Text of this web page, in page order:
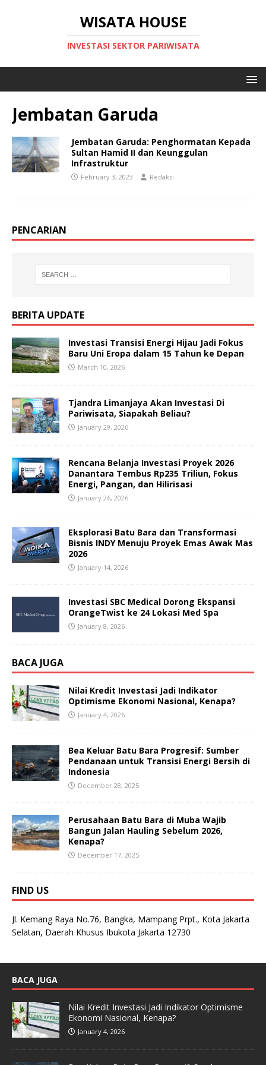
WISATA HOUSE
INVESTASI SEKTOR PARIWISATA
Jembatan Garuda
Jembatan Garuda: Penghormatan Kepada
Sultan Hamid II dan Keunggulan
Infrastruktur
February 3, 2023 Redaksi
PENCARIAN
BERITA UPDATE
Investasi Transisi Energi Hijau Jadi Fokus
Baru Uni Eropa dalam 15 Tahun ke Depan
March 10, 2026
Tjandra Limanjaya Akan Investasi Di
Pariwisata, Siapakah Beliau?
January 29, 2026
Rencana Belanja Investasi Proyek 2026
Danantara Tembus Rp235 Triliun, Fokus
Energi, Pangan, dan Hilirisasi
January 26, 2026
Eksplorasi Batu Bara dan Transformasi
Bisnis INDY Menuju Proyek Emas Awak Mas
2026
January 14, 2026
Investasi SBC Medical Dorong Ekspansi
OrangeTwist ke 24 Lokasi Med Spa
January 8, 2026
BACA JUGA
Nilai Kredit Investasi Jadi Indikator
Optimisme Ekonomi Nasional, Kenapa?
January 4, 2026
Bea Keluar Batu Bara Progresif: Sumber
Pendanaan untuk Transisi Energi Bersih di
Indonesia
December 28, 2025
Perusahaan Batu Bara di Muba Wajib
Bangun Jalan Hauling Sebelum 2026,
Kenapa?
December 17, 2025
FIND US
Jl. Kemang Raya No.76, Bangka, Mampang Prpt., Kota Jakarta
Selatan, Daerah Khusus Ibukota Jakarta 12730
BACA JUGA
Nilai Kredit Investasi Jadi Indikator Optimisme
Ekonomi Nasional, Kenapa?
January 4, 2026